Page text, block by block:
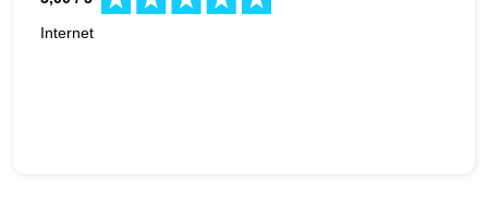
Internet